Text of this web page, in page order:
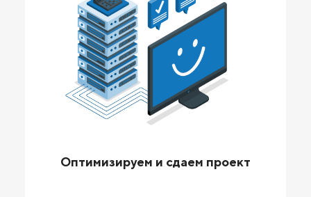
Оптимизируем и сдаем проект